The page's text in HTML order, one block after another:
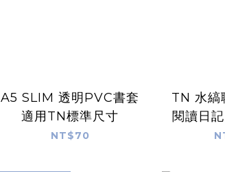
A5 SLIM 透明PVC書套
適用TN標準尺寸
NT$70
TN 水縞
閱讀日